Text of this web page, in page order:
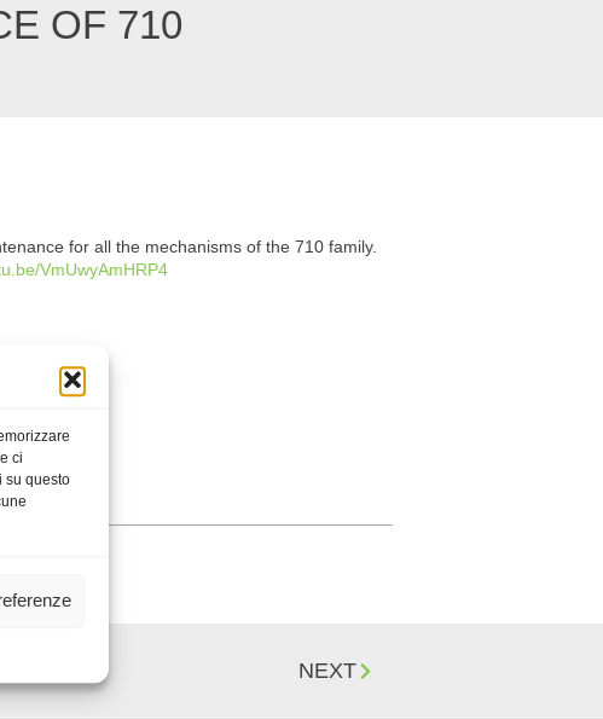
ci
su questo
OF 710
for all the mechanisms of the 710 family.
VmUwyAmHRP4
NEXT